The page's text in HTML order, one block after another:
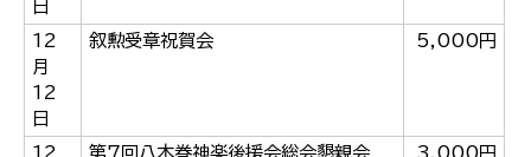
日
12
月
12
日
叙勲受章祝賀会 5,000円
12
第7回八木巻神楽後援会総会懇親会
3,000円